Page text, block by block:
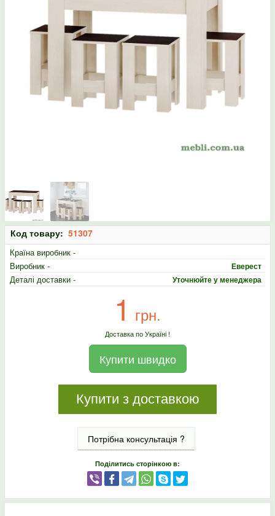
Код товару: 51307
Країна виробник -
Виробник -
Еверест
Деталі доставки - Уточнюйте у менеджера
1 грн.
Доставка по Україні !
Купити швидко
Купити з доставкою
Потрібна консультація ?
Поділитись сторінкою в: